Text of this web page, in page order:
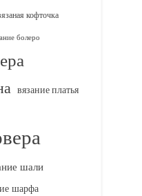
кофточка
болеро
вязание платья
шали
шарфа